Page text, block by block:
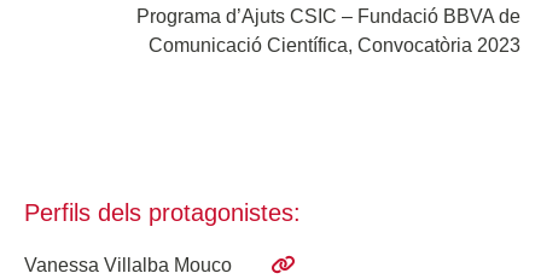
Programa d’Ajuts CSIC – Fundació BBVA de
Comunicació Científica, Convocatòria 2023
Perfils dels protagonistes:
Vanessa Villalba Mouco